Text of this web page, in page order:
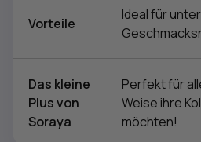
Vorteile
Ideal für
Das kleine
Plus von
Soraya
Perfekt für
Weise ihre
möchten!